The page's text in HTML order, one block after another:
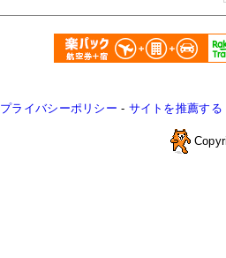
プライバシーポリシー - サイトを推薦する